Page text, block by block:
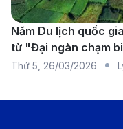
Bamboo Airways:
dịch vụ được
– cao cấp.
qua Hà Nội hoặc
Năm Du lịch quốc
từ "Đại ngàn chạm
Thứ 5 26/03/2026